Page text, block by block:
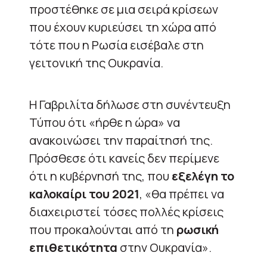
προστέθηκε σε μια σειρά κρίσεων
που έχουν κυριεύσει τη χώρα από
τότε που η Ρωσία εισέβαλε στη
γειτονική της Ουκρανία.
Η Γαβριλίτα δήλωσε στη συνέντευξη
Τύπου ότι «ήρθε η ώρα» να
ανακοινώσει την παραίτησή της.
Πρόσθεσε ότι κανείς δεν περίμενε
ότι η κυβέρνησή της, που εξελέγη το
καλοκαίρι του 2021, «θα πρέπει να
διαχειριστεί τόσες πολλές κρίσεις
που προκαλούνται από τη ρωσική
επιθετικότητα στην Ουκρανία».